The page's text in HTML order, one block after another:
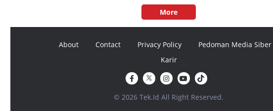
More
About Contact Privacy Policy
Pedoman Media Siber
Karir
© 2026 Tek.Id All Right Reserved.